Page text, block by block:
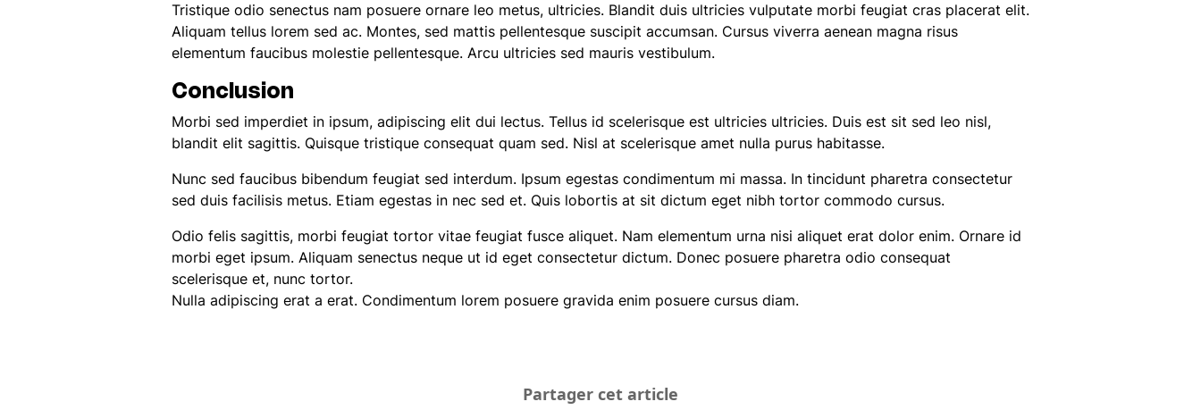
Tristique odio senectus nam posuere ornare leo metus, ultricies. Blandit duis ultricies vulputate morbi feugiat cras placerat elit.
Aliquam tellus lorem sed ac. Montes, sed mattis pellentesque suscipit accumsan. Cursus viverra aenean magna risus
elementum faucibus molestie pellentesque. Arcu ultricies sed mauris vestibulum.
Conclusion
Morbi sed imperdiet in ipsum, adipiscing elit dui lectus. Tellus id scelerisque est ultricies ultricies. Duis est sit sed leo nisl,
blandit elit sagittis. Quisque tristique consequat quam sed. Nisl at scelerisque amet nulla purus habitasse.
Nunc sed faucibus bibendum feugiat sed interdum. Ipsum egestas condimentum mi massa. In tincidunt pharetra consectetur
sed duis facilisis metus. Etiam egestas in nec sed et. Quis lobortis at sit dictum eget nibh tortor commodo cursus.
Odio felis sagittis, morbi feugiat tortor vitae feugiat fusce aliquet. Nam elementum urna nisi aliquet erat dolor enim. Ornare id
morbi eget ipsum. Aliquam senectus neque ut id eget consectetur dictum. Donec posuere pharetra odio consequat
scelerisque et, nunc tortor.
Nulla adipiscing erat a erat. Condimentum lorem posuere gravida enim posuere cursus diam.
Partager cet article